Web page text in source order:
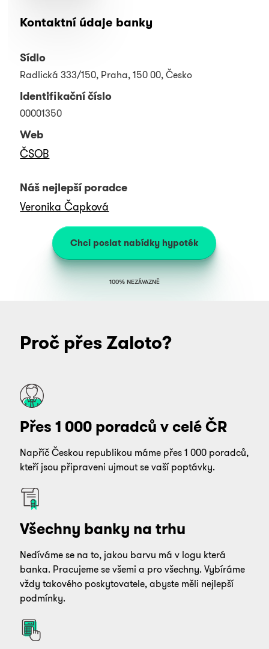
Kontaktní údaje banky
Sídlo
Radlická 333/150, Praha, 150 00, Česko
Identifikační číslo
00001350
Web
ČSOB
Náš nejlepší poradce
Veronika Čapková
Chci poslat nabídky hypoték
100% NEZÁVAZNĚ
Proč přes Zaloto?
Přes 1 000 poradců v celé ČR
Napříč Českou republikou máme přes 1 000 poradců,
kteří jsou připraveni ujmout se vaší poptávky.
Všechny banky na trhu
Nedíváme se na to, jakou barvu má v logu která
banka. Pracujeme se všemi a pro všechny. Vybíráme
vždy takového poskytovatele, abyste měli nejlepší
podmínky.